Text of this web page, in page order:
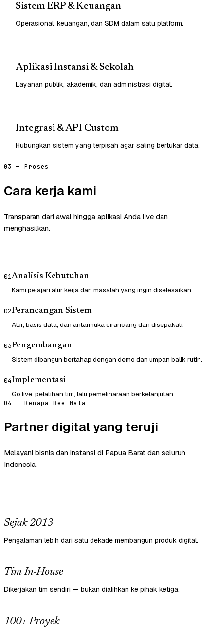
Sistem ERP & Keuangan
Operasional, keuangan, dan SDM dalam satu platform.
Aplikasi Instansi & Sekolah
Layanan publik, akademik, dan administrasi digital.
Integrasi & API Custom
Hubungkan sistem yang terpisah agar saling bertukar data.
03 — Proses
Cara kerja kami
Transparan dari awal hingga aplikasi Anda live dan
menghasilkan.
01Analisis Kebutuhan
Kami pelajari alur kerja dan masalah yang ingin diselesaikan.
02Perancangan Sistem
Alur, basis data, dan antarmuka dirancang dan disepakati.
03Pengembangan
Sistem dibangun bertahap dengan demo dan umpan balik rutin.
04Implementasi
Go live, pelatihan tim, lalu pemeliharaan berkelanjutan.
04 — Kenapa Bee Mata
Partner digital yang teruji
Melayani bisnis dan instansi di Papua Barat dan seluruh
Indonesia.
Sejak 2013
Pengalaman lebih dari satu dekade membangun produk digital.
Tim In-House
Dikerjakan tim sendiri — bukan dialihkan ke pihak ketiga.
100+ Proyek